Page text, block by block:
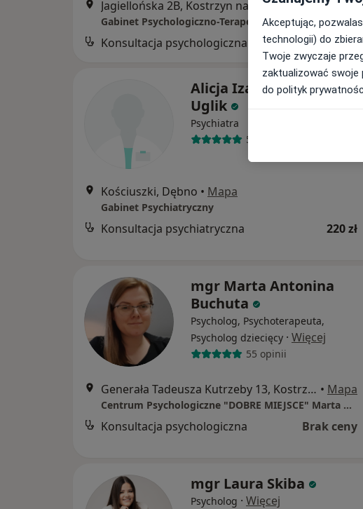
Jagiellońska 2B, Kostrzyn nad Odrą •Mapa
Gabinet Psychologiczno-Terapeutyczny Rozwój
Konsultacja psychologiczna 200 zł
Alicja Izabela Tomala-
Uglik
Psychiatra
54 opinie
Kościuszki, Dębno • Mapa
Gabinet Psychiatryczny
Konsultacja psychiatryczna 220 zł
mgr Marta Antonina
Buchuta
Psycholog, Psychoterapeuta,
Psycholog dziecięcy · Więcej
55 opinii
Generała Tadeusza Kutrzeby 13, Kostrzyn nad Odrą • Mapa
Centrum Psychologiczne "DOBRE MIEJSCE" Marta Antonina Buchuta
Konsultacja psychologiczna Brak ceny
mgr Laura Skiba
Psycholog · Więcej
Akceptując,
technologii) do
Twoje zwyczaje
zaktualizować swoje
do polityk